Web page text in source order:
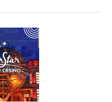
1930,
el
primer
mundial
de
la